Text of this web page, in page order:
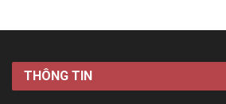
THÔNG TIN